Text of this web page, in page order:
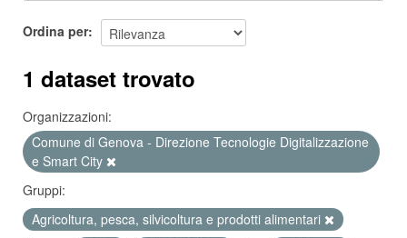
Ordina per
1 dataset trovato
Organizzazioni:
Comune di Genova - Direzione Tecnologie Digitalizzazione
e Smart City
Gruppi:
Agricoltura, pesca, silvicoltura e prodotti alimentari